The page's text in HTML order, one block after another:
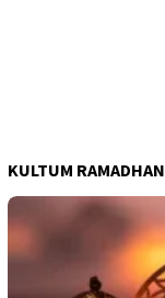
KULTUM RAMADHAN